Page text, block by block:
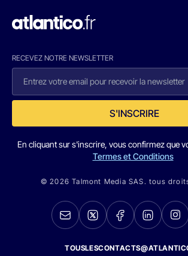
RECEVEZ NOTRE NEWSLETTER
S'INSCRIRE
En cliquant sur s'inscrire, vous confirmez que
Termes et Conditions
© 2026 Talmont Media SAS. tous